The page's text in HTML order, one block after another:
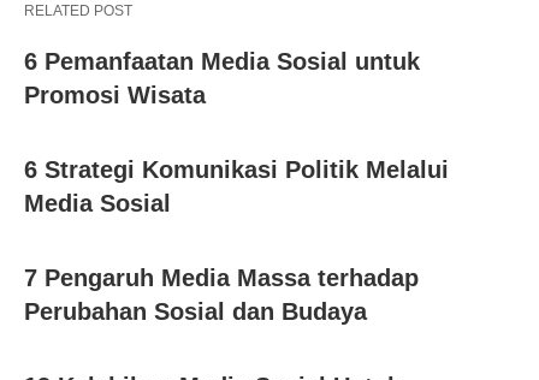
RELATED POST
6 Pemanfaatan Media Sosial untuk
Promosi Wisata
6 Strategi Komunikasi Politik Melalui
Media Sosial
7 Pengaruh Media Massa terhadap
Perubahan Sosial dan Budaya